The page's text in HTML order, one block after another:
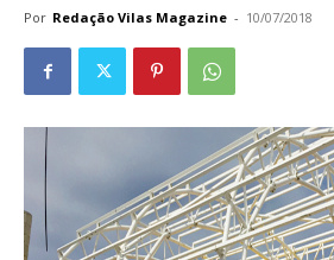
Por Redação Vilas Magazine - 10/07/2018